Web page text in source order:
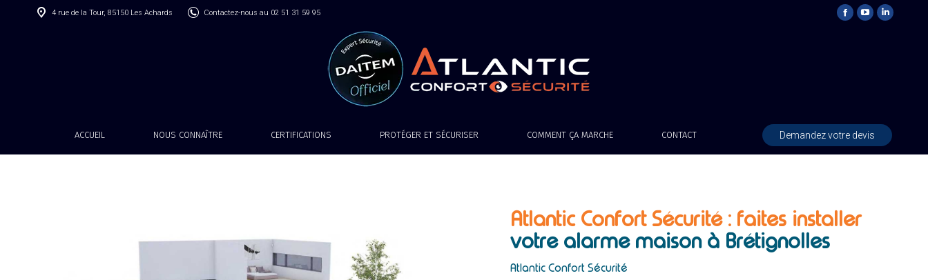
4 rue de la Tour, 85150 Les Achards Contactez-nous au 02 51 31 59 95
ACCUEIL NOUS CONNAÎTRE CERTIFICATIONS PROTÉGER ET SÉCURISER COMMENT ÇA MARCHE CONTACT Demandez votre devis
Atlantic Confort Sécurité : faites installer
votre alarme maison à Brétignolles
Atlantic Confort Sécurité